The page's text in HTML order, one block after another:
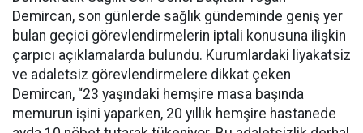
Demircan, son günlerde sağlık gündeminde geniş yer
bulan geçici görevlendirmelerin iptali konusuna ilişkin
çarpıcı açıklamalarda bulundu. Kurumlardaki liyakatsiz
ve adaletsiz görevlendirmelere dikkat çeken
Demircan, “23 yaşındaki hemşire masa başında
memurun işini yaparken, 20 yıllık hemşire hastanede